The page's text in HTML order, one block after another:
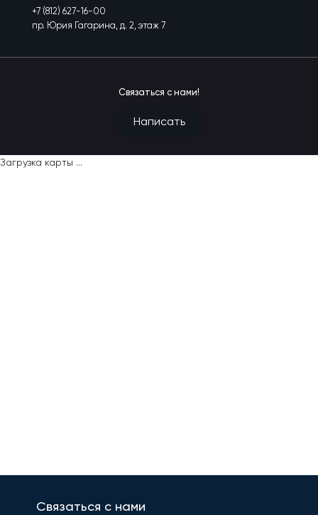
+7 (812) 627-16-00
пр. Юрия Гагарина, д. 2, этаж 7
Связаться с нами!
Написать
Загрузка карты ...
Связаться с нами